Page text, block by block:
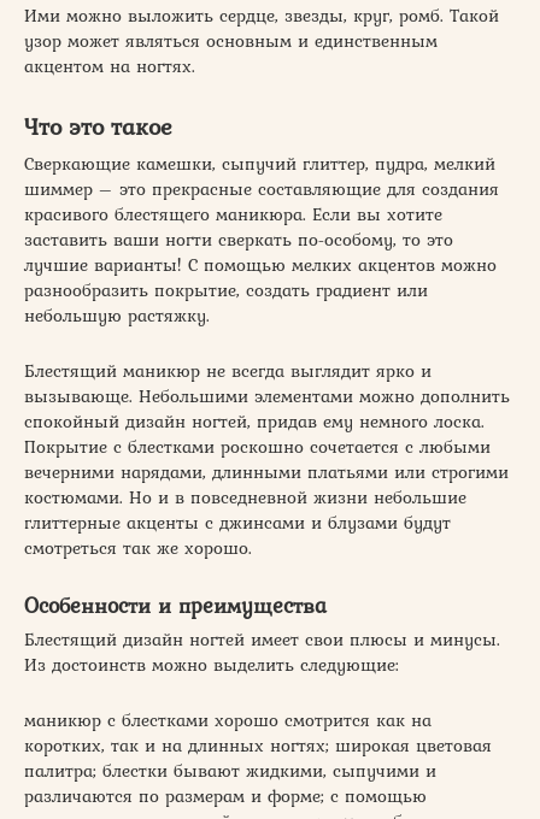
Ими можно выложить сердце, звезды, круг, ромб. Такой
узор может являться основным и единственным
акцентом на ногтях.
Что это такое
Сверкающие камешки, сыпучий глиттер, пудра, мелкий
шиммер – это прекрасные составляющие для создания
красивого блестящего маникюра. Если вы хотите
заставить ваши ногти сверкать по-особому, то это
лучшие варианты! С помощью мелких акцентов можно
разнообразить покрытие, создать градиент или
небольшую растяжку.
Блестящий маникюр не всегда выглядит ярко и
вызывающе. Небольшими элементами можно дополнить
спокойный дизайн ногтей, придав ему немного лоска.
Покрытие с блестками роскошно сочетается с любыми
вечерними нарядами, длинными платьями или строгими
костюмами. Но и в повседневной жизни небольшие
глиттерные акценты с джинсами и блузами будут
смотреться так же хорошо.
Особенности и преимущества
Блестящий дизайн ногтей имеет свои плюсы и минусы.
Из достоинств можно выделить следующие:
маникюр с блестками хорошо смотрится как на
коротких, так и на длинных ногтях; широкая цветовая
палитра; блестки бывают жидкими, сыпучими и
различаются по размерам и форме; с помощью